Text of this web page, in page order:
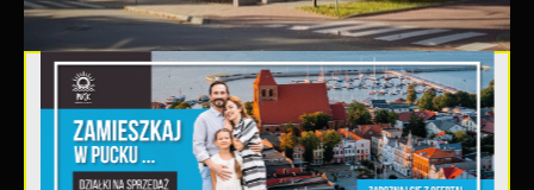
20 - 08 - 2026
Teatralne lato - Zdrowo i
kolorowo